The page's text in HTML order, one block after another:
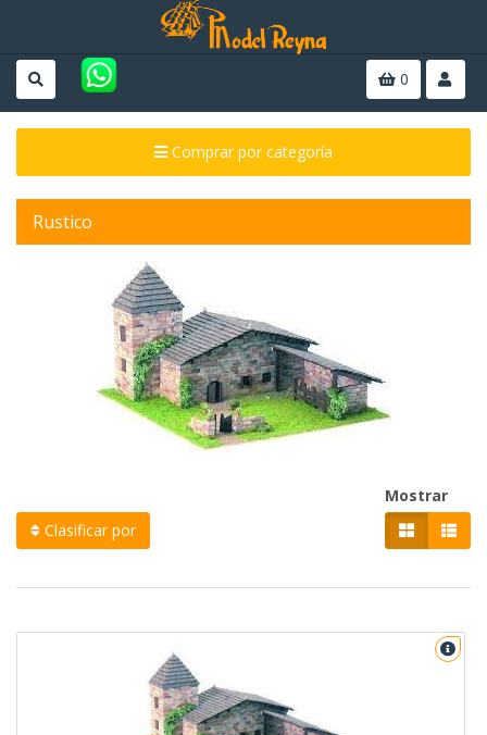
0
Comprar por categoría
Rustico
Clasificar por
Mostrar